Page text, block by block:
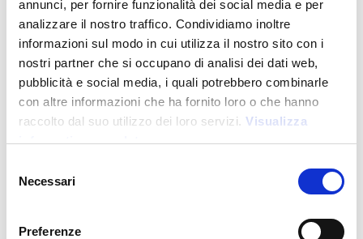
annunci, per fornire funzionalità dei social media e per
analizzare il nostro traffico. Condividiamo inoltre
informazioni sul modo in cui utilizza il nostro sito con i
nostri partner che si occupano di analisi dei dati web,
pubblicità e social media, i quali potrebbero combinarle
con altre informazioni che ha fornito loro o che hanno
raccolto dal suo utilizzo dei loro servizi. Visualizza
informativa completa
delNecessari
Preferenze
Sac à dos en coton 120 g/m2, avec fermeture à